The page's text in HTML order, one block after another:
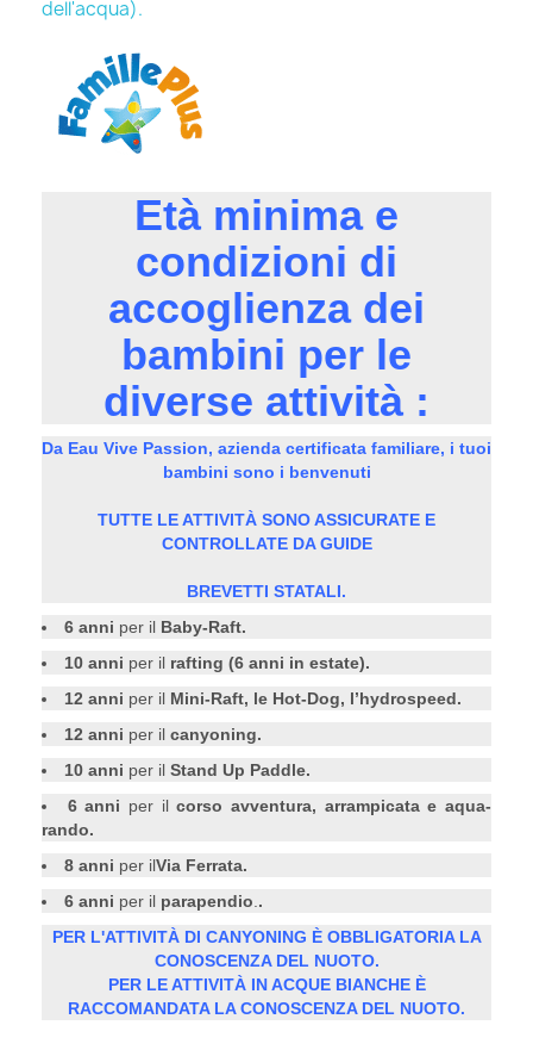
dell'acqua).
Età minima e
condizioni di
accoglienza dei
bambini per le
diverse attività :
Da Eau Vive Passion, azienda certificata familiare, i tuoi
bambini sono i benvenuti
TUTTE LE ATTIVITÀ SONO ASSICURATE E
CONTROLLATE DA GUIDE
BREVETTI STATALI.
6 anni per il Baby-Raft.
10 anni per il rafting (6 anni in estate).
12 anni per il Mini-Raft, le Hot-Dog, l’hydrospeed.
12 anni per il canyoning.
10 anni per il Stand Up Paddle.
6 anni per il corso avventura, arrampicata e aqua-
rando.
8 anni per ilVia Ferrata.
6 anni per il parapendio .
PER L'ATTIVITÀ DI CANYONING È OBBLIGATORIA LA
CONOSCENZA DEL NUOTO.
PER LE ATTIVITÀ IN ACQUE BIANCHE È
RACCOMANDATA LA CONOSCENZA DEL NUOTO.